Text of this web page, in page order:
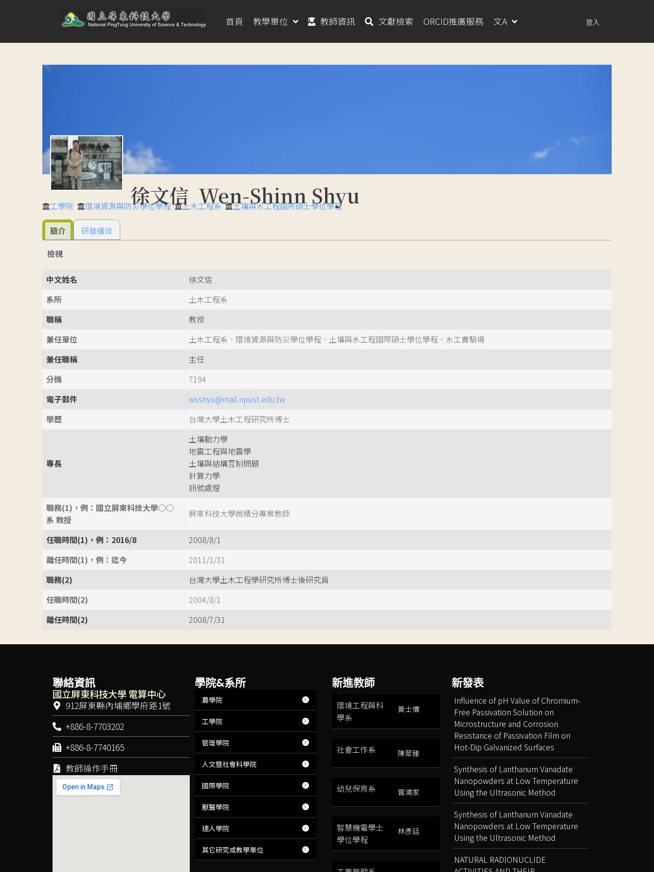
首頁 教學單位 教師資訊 文獻檢索 ORCID推廣服務 文A 登入
徐文信 Wen-Shinn Shyu
工學院 環境資源與防災學位學程 土木工程系 土壤與水工程國際碩士學位學程
簡介
研發績效
檢視
中文姓名
徐文信
系所
土木工程系
職稱
教授
兼任單位
土木工程系、環境資源與防災學位學程、土壤與水工程國際碩士學位學程、水工實驗場
兼任職稱
主任
分機
7194
電子郵件
wsshyu@mail.npust.edu.tw
學歷
台灣大學土木工程研究所博士
專長
土壤動力學
地震工程與地震學
土壤與結構互制問題
計算力學
訊號處理
職務(1)，例：國立屏東科技大學○○
系 教授
屏東科技大學微積分專案教師
任職時間(1)，例：2016/8
2008/8/1
離任時間(1)，例：迄今
2011/1/31
職務(2)
台灣大學土木工程學研究所博士後研究員
任職時間(2)
2004/8/1
離任時間(2)
2008/7/31
聯絡資訊
國立屏東科技大學 電算中心
912屏東縣內埔鄉學府路1號
+886-8-7703202
+886-8-7740165
教師操作手冊
學院&系所
農學院
工學院
管理學院
人文暨社會科學院
國際學院
獸醫學院
達人學院
其它研究或教學單位
新進教師
環境工程與科
學系
黃士偉
社會工作系 陳翠臻
幼兒保育系 曾鴻家
智慧機電學士
學位學程
林彥廷
新發表
Influence of pH Value of Chromium-
Free Passivation Solution on
Microstructure and Corrosion
Resistance of Passivation Film on
Hot-Dip Galvanized Surfaces
Synthesis of Lanthanum Vanadate
Nanopowders at Low Temperature
Using the Ultrasonic Method
Synthesis of Lanthanum Vanadate
Nanopowders at Low Temperature
Using the Ultrasonic Method
NATURAL RADIONUCLIDE